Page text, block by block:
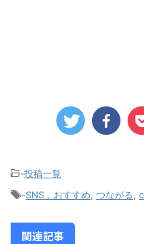
-投稿一覧
-SNS，おすすめ つながる
関連記事